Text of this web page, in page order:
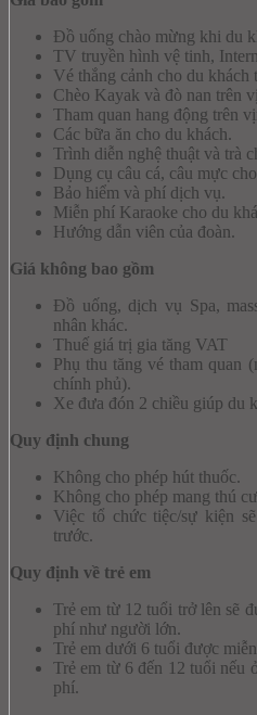
Đồ uống chào mừng khi du
TV truyền hình vệ tinh,
Vé thắng cảnh cho du khách
Chèo Kayak và đò nan trên
Tham quan hang động trên
Các bữa ăn cho du khách.
Trình diễn nghệ thuật và trà
Dụng cụ câu cá, câu mực
Bảo hiểm và phí dịch vụ.
Miễn phí Karaoke cho du
Hướng dẫn viên của đoàn.
Giá không bao gồm
Đồ uống, dịch vụ Spa,
nhân khác.
Thuế giá trị gia tăng VAT
Phụ thu tăng vé tham quan
chính phủ).
Xe đưa đón 2 chiều giúp du
Quy định chung
Không cho phép hút thuốc.
Không cho phép mang thú
Việc tổ chức tiệc/sự kiện
trước.
Quy định về trẻ em
Trẻ em từ 12 tuổi trở lên sẽ
phí như người lớn.
Trẻ em dưới 6 tuổi được
Trẻ em từ 6 đến 12 tuổi nếu
phí.